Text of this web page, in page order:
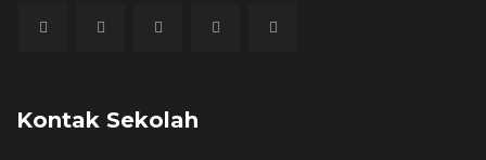
Kontak Sekolah